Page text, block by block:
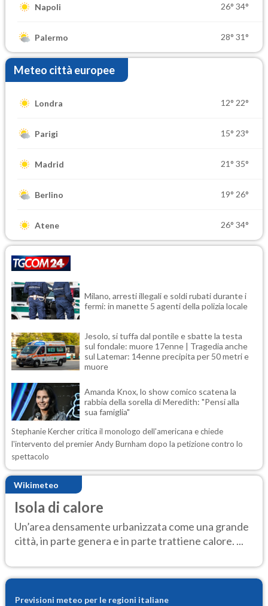
Napoli 26° 34°
Palermo 28° 31°
Meteo città europee
Londra 12° 22°
Parigi 15° 23°
Madrid 21° 35°
Berlino 19° 26°
Atene 26° 34°
Milano, arresti illegali e soldi rubati durante i
fermi: in manette 5 agenti della polizia locale
Jesolo, si tuffa dal pontile e sbatte la testa
sul fondale: muore 17enne | Tragedia anche
sul Latemar: 14enne precipita per 50 metri e
muore
Amanda Knox, lo show comico scatena la
rabbia della sorella di Meredith: "Pensi alla
sua famiglia"
Stephanie Kercher critica il monologo dell'americana e chiede
l'intervento del premier Andy Burnham dopo la petizione contro lo
spettacolo
Wikimeteo
Isola di calore
Un’area densamente urbanizzata come una grande
città, in parte genera e in parte trattiene calore. ...
Previsioni meteo per le regioni italiane